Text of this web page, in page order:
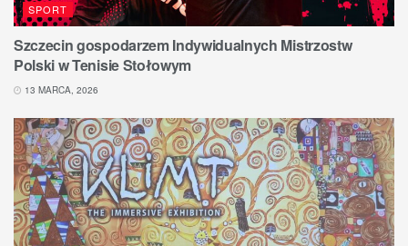
SPORT
Szczecin gospodarzem Indywidualnych Mistrzostw
Polski w Tenisie Stołowym
13 MARCA, 2026